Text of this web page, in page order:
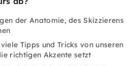
der Anatomie, des Skizzierens
Tipps und Tricks von unseren
richtigen Akzente setzt